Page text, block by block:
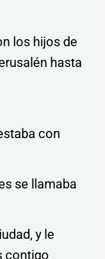
los hijos de
hasta
con
se llamaba
y le
contigo